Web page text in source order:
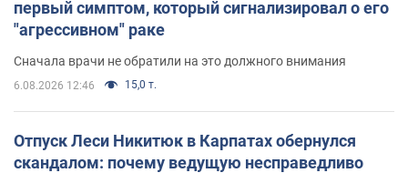
первый симптом, который сигнализировал о его
"агрессивном" раке
Сначала врачи не обратили на это должного внимания
6.08.2026 12:46 15,0 т.
Отпуск Леси Никитюк в Карпатах обернулся
скандалом: почему ведущую несправедливо